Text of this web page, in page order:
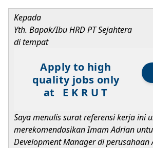
Kepada
Yth. Bapak/Ibu HRD PT Sejahtera
di tempat
Apply to high
quality jobs only
at
E K R U T
Saya menulis surat referensi kerja ini
merekomendasikan Imam Adrian
Development Manager di perusahaan